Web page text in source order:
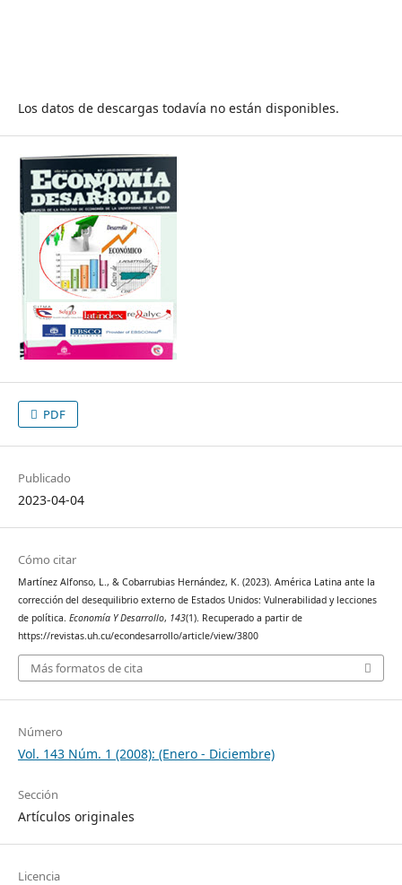
Los datos de descargas todavía no están disponibles.
PDF
Publicado
2023-04-04
Cómo citar
Martínez Alfonso, L., & Cobarrubias Hernández, K. (2023). América Latina ante la
corrección del desequilibrio externo de Estados Unidos: Vulnerabilidad y lecciones
de política. Economía Y Desarrollo, 143(1). Recuperado a partir de
https://revistas.uh.cu/econdesarrollo/article/view/3800
Más formatos de cita
Número
Vol. 143 Núm. 1 (2008): (Enero - Diciembre)
Sección
Artículos originales
Licencia